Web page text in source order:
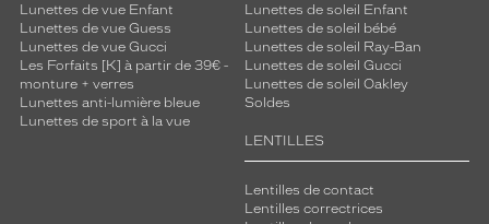
Lunettes de vue Enfant
Lunettes de vue Guess
Lunettes de vue Gucci
Les Forfaits [K] à partir de 39€ -
monture + verres
Lunettes anti-lumière bleue
Lunettes de sport à la vue
Lunettes de soleil Enfant
Lunettes de soleil bébé
Lunettes de soleil Ray-Ban
Lunettes de soleil Gucci
Lunettes de soleil Oakley
Soldes
LENTILLES
Lentilles de contact
Lentilles correctrices